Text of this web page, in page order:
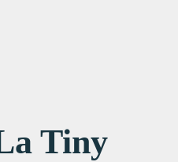
Tiny